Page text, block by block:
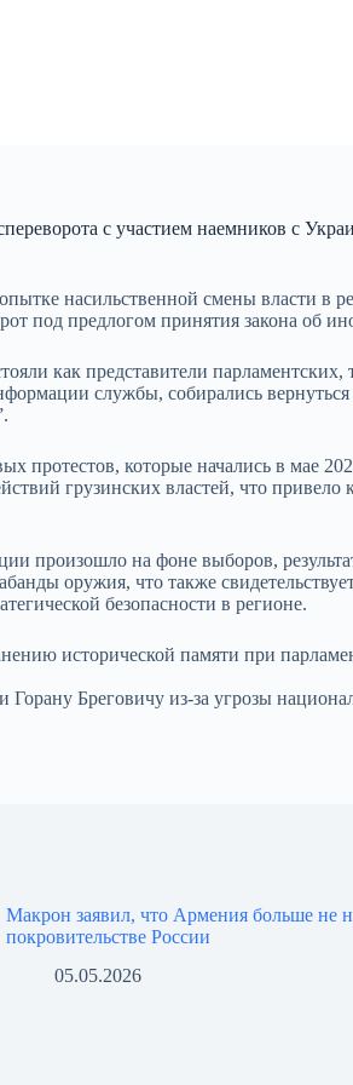
с участием наемников с
насильственной смены власти в
под предлогом принятия закона об
как представители
службы, собирались
протестов, которые начались в мае
грузинских властей, что
произошло на фоне выборов,
оружия, что также
безопасности в регионе.
исторической памяти при
Горану Бреговичу из-за угрозы
Макрон заявил, что Армения больше не
покровительстве России
05.05.2026